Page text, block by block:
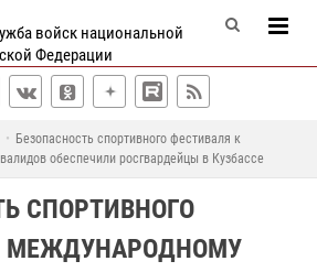
войск национальной
Федерации
Безопасность спортивного фестиваля к
обеспечили росгвардейцы в Кузбассе
СПОРТИВНОГО
МЕЖДУНАРОДНОМУ